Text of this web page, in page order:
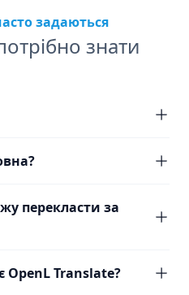
задаються
знати
перекласти за
OpenL Translate?